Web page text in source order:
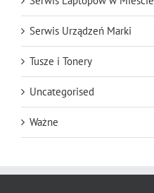
Serwis Urządzeń Marki
Tusze i Tonery
Uncategorised
Ważne